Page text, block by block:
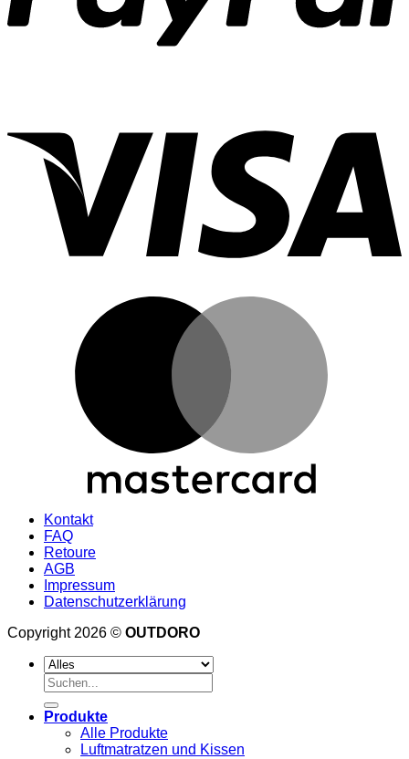
Kontakt
FAQ
Retoure
AGB
Impressum
Datenschutzerklärung
Copyright 2026 © OUTDORO
Suche
nach:
Produkte
Alle Produkte
Luftmatratzen und Kissen